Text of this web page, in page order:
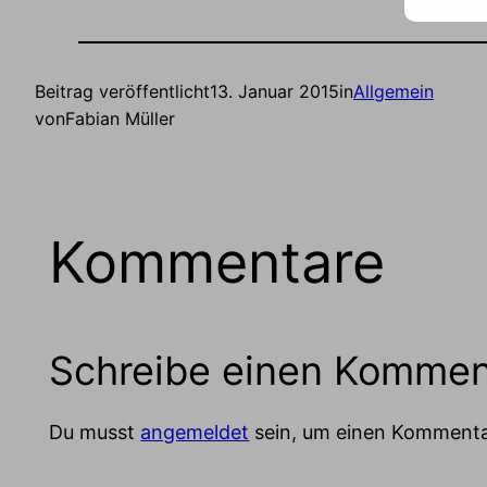
Beitrag veröffentlicht13. Januar 2015inAllgemein
vonFabian Müller
Kommentare
Schreibe einen
Du musst angemeldet sein, um einen